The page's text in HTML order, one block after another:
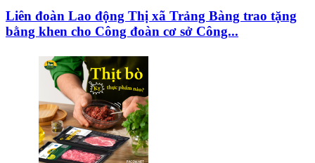
Liên đoàn Lao động Thị xã Trảng Bàng trao tặng
bằng khen cho Công đoàn cơ sở Công...